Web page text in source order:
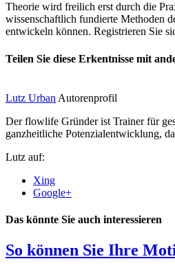
Theorie wird freilich erst durch die
wissenschaftlich fundierte Methoden
entwickeln können. Registrieren Sie
Teilen Sie diese Erkentnisse mit
Lutz Urban Autorenprofil
Der flowlife Gründer ist Trainer für
ganzheitliche Potenzialentwicklung,
Lutz auf:
Xing
Google+
Das könnte Sie auch interessieren
So können Sie Ihre